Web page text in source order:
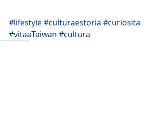
#lifestyle#culturaestoria #curiosita
#vitaaTaiwan #cultura
Curiosità